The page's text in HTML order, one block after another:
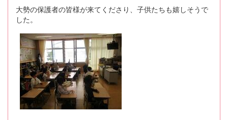
大勢の保護者の皆様が来てくださり、子供たちも嬉しそうで
した。